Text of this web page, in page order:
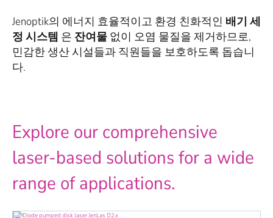
Jenoptik의 에너지 효율적이고 환경 친화적인 배기 세
정 시스템 은 잔여물 없이 오염 물질을 제거하므로,
민감한 생산 시설들과 직원들을 보호하도록 돕습니
다.
Explore our comprehensive
laser-based solutions for a wide
range of applications.